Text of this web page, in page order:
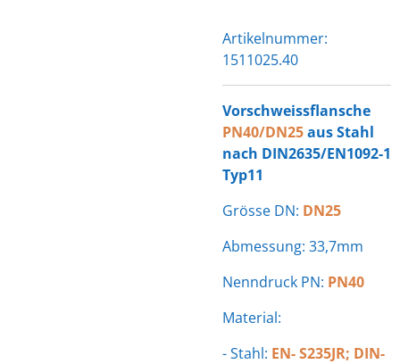
Artikelnummer:
1511025.40
Vorschweissflansche
PN40/DN25aus Stahl
nach DIN2635/EN1092-1
Typ11
Grösse DN: DN25
Abmessung: 33,7mm
Nenndruck PN: PN40
Material:
- Stahl: EN- S235JR; DIN-